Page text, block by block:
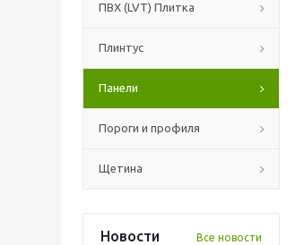
ПВХ (LVT) Плитка
Плинтус
Панели
Пороги и профиля
Щетина
Новости Все новости